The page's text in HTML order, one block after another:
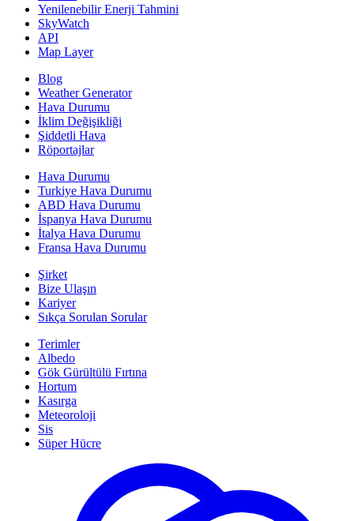
Yenilenebilir Enerji Tahmini
SkyWatch
API
Map Layer
Blog
Weather Generator
Hava Durumu
İklim Değişikliği
Şiddetli Hava
Röportajlar
Hava Durumu
Turkiye Hava Durumu
ABD Hava Durumu
İspanya Hava Durumu
İtalya Hava Durumu
Fransa Hava Durumu
Şirket
Bize Ulaşın
Kariyer
Sıkça Sorulan Sorular
Terimler
Albedo
Gök Gürültülü Fırtına
Hortum
Kasırga
Meteoroloji
Sis
Süper Hücre